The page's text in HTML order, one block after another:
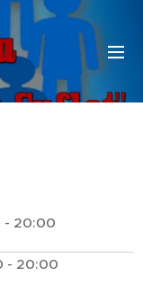
- 20:00
- 20:00